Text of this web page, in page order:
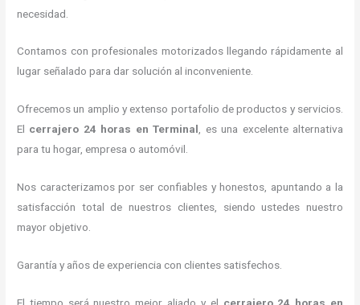
necesidad.
Contamos con profesionales motorizados llegando rápidamente al
lugar señalado para dar solución al inconveniente.
Ofrecemos un amplio y extenso portafolio de productos y servicios.
El cerrajero 24 horas en Terminal, es una excelente alternativa
para tu hogar, empresa o automóvil.
Nos caracterizamos por ser confiables y honestos, apuntando a la
satisfacción total de nuestros clientes, siendo ustedes nuestro
mayor objetivo.
Garantía y años de experiencia con clientes satisfechos.